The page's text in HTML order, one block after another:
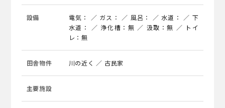
設備
電気： ／ ガス： ／ 風呂： ／ 水道： ／ 下
水道： ／ 浄化槽：無 ／ 汲取：無 ／ トイ
レ：無
田舎物件 川の近く ／ 古民家
主要施設